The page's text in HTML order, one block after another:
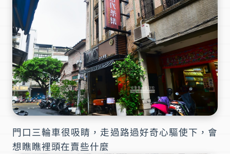
門口三輪車很吸睛，走過路過好奇心驅使下，會
想瞧瞧裡頭在賣些什麼